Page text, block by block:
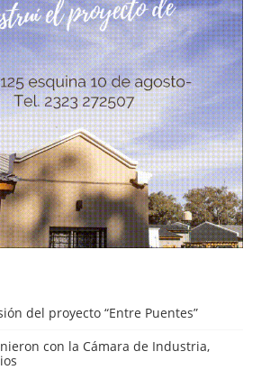
del proyecto “Entre Puentes”
con la Cámara de Industria,